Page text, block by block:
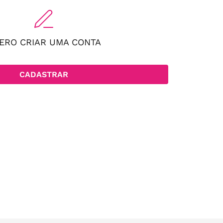
CRIAR UMA CONTA
CADASTRAR